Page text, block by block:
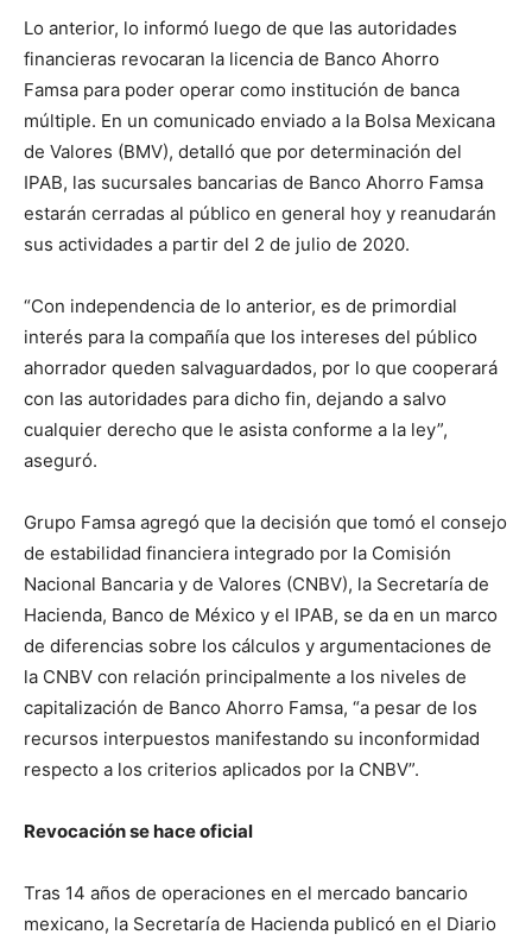
Lo anterior, lo informó luego de que las autoridades
financieras revocaran la licencia de Banco Ahorro
Famsa para poder operar como institución de banca
múltiple. En un comunicado enviado a la Bolsa Mexicana
de Valores (BMV), detalló que por determinación del
IPAB, las sucursales bancarias de Banco Ahorro Famsa
estarán cerradas al público en general hoy y reanudarán
sus actividades a partir del 2 de julio de 2020.
“Con independencia de lo anterior, es de primordial
interés para la compañía que los intereses del público
ahorrador queden salvaguardados, por lo que cooperará
con las autoridades para dicho fin, dejando a salvo
cualquier derecho que le asista conforme a la ley”,
aseguró.
Grupo Famsa agregó que la decisión que tomó el consejo
de estabilidad financiera integrado por la Comisión
Nacional Bancaria y de Valores (CNBV), la Secretaría de
Hacienda, Banco de México y el IPAB, se da en un marco
de diferencias sobre los cálculos y argumentaciones de
la CNBV con relación principalmente a los niveles de
capitalización de Banco Ahorro Famsa, “a pesar de los
recursos interpuestos manifestando su inconformidad
respecto a los criterios aplicados por la CNBV”.
Revocación se hace oficial
Tras 14 años de operaciones en el mercado bancario
mexicano, la Secretaría de Hacienda publicó en el Diario